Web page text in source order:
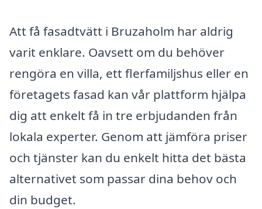
Att få fasadtvätt i Bruzaholm har aldrig
varit enklare. Oavsett om du behöver
rengöra en villa, ett flerfamiljshus eller en
företagets fasad kan vår plattform hjälpa
dig att enkelt få in tre erbjudanden från
lokala experter. Genom att jämföra priser
och tjänster kan du enkelt hitta det bästa
alternativet som passar dina behov och
din budget.